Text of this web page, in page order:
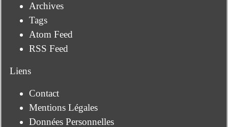
Archives
Tags
Atom Feed
RSS Feed
Liens
Contact
Mentions Légales
Données Personnelles